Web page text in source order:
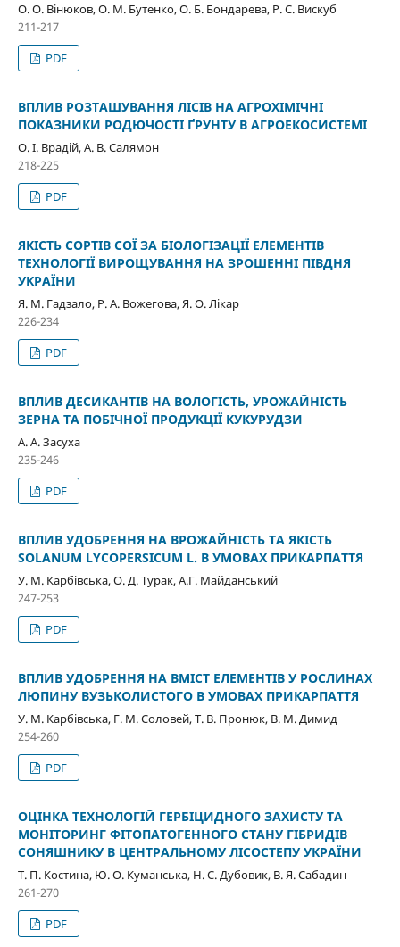
О. О. Вінюков, О. М. Бутенко, О. Б. Бондарева, Р. С. Вискуб
211-217
PDF
ВПЛИВ РОЗТАШУВАННЯ ЛІСІВ НА АГРОХІМІЧНІ
ПОКАЗНИКИ РОДЮЧОСТІ ҐРУНТУ В АГРОЕКОСИСТЕМІ
О. І. Врадій, А. В. Салямон
218-225
PDF
ЯКІСТЬ СОРТІВ СОЇ ЗА БІОЛОГІЗАЦІЇ ЕЛЕМЕНТІВ
ТЕХНОЛОГІЇ ВИРОЩУВАННЯ НА ЗРОШЕННІ ПІВДНЯ
УКРАЇНИ
Я. М. Гадзало, Р. А. Вожегова, Я. О. Лікар
226-234
PDF
ВПЛИВ ДЕСИКАНТІВ НА ВОЛОГІСТЬ, УРОЖАЙНІСТЬ
ЗЕРНА ТА ПОБІЧНОЇ ПРОДУКЦІЇ КУКУРУДЗИ
А. А. Засуха
235-246
PDF
ВПЛИВ УДОБРЕННЯ НА ВРОЖАЙНІСТЬ ТА ЯКІСТЬ
SOLANUM LYCOPERSICUM L. В УМОВАХ ПРИКАРПАТТЯ
У. М. Карбівська, О. Д. Турак, А.Г. Майданський
247-253
PDF
ВПЛИВ УДОБРЕННЯ НА ВМІСТ ЕЛЕМЕНТІВ У РОСЛИНАХ
ЛЮПИНУ ВУЗЬКОЛИСТОГО В УМОВАХ ПРИКАРПАТТЯ
У. М. Карбівська, Г. М. Соловей, Т. В. Пронюк, В. М. Димид
254-260
PDF
ОЦІНКА ТЕХНОЛОГІЙ ГЕРБІЦИДНОГО ЗАХИСТУ ТА
МОНІТОРИНГ ФІТОПАТОГЕННОГО СТАНУ ГІБРИДІВ
СОНЯШНИКУ В ЦЕНТРАЛЬНОМУ ЛІСОСТЕПУ УКРАЇНИ
Т. П. Костина, Ю. О. Куманська, Н. С. Дубовик, В. Я. Сабадин
261-270
PDF